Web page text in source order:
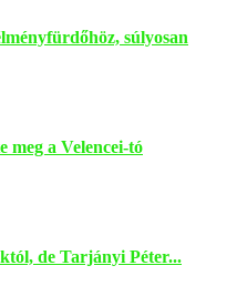
súlyosan
meg a Velencei-tó
de Tarjányi Péter...